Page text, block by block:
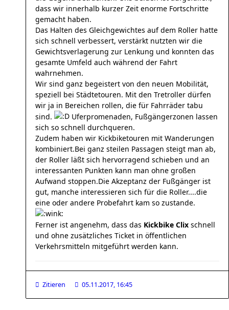
dass wir innerhalb kurzer Zeit enorme Fortschritte
gemacht haben.
Das Halten des Gleichgewichtes auf dem Roller hatte
sich schnell verbessert, verstärkt nutzten wir die
Gewichtsverlagerung zur Lenkung und konnten das
gesamte Umfeld auch während der Fahrt
wahrnehmen.
Wir sind ganz begeistert von den neuen Mobilität,
speziell bei Städtetouren. Mit den Tretroller dürfen
wir ja in Bereichen rollen, die für Fahrräder tabu
sind.
Uferpromenaden, Fußgängerzonen lassen
sich so schnell durchqueren.
Zudem haben wir Kickbiketouren mit Wanderungen
kombiniert.Bei ganz steilen Passagen steigt man ab,
der Roller läßt sich hervorragend schieben und an
interessanten Punkten kann man ohne großen
Aufwand stoppen.Die Akzeptanz der Fußgänger ist
gut, manche interessieren sich für die Roller....die
eine oder andere Probefahrt kam so zustande.
Ferner ist angenehm, dass das Kickbike Clix schnell
und ohne zusätzliches Ticket in öffentlichen
Verkehrsmitteln mitgeführt werden kann.
Zitieren 05.11.2017, 16:45